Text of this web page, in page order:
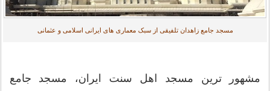
مسجد جامع زاهدان تلفیقی از سبک معماری های ایرانی اسلامی و عثمانی
مشهور ترین مسجد اهل سنت ایران، مسجد جامع